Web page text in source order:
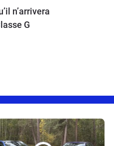
n’arrivera
G